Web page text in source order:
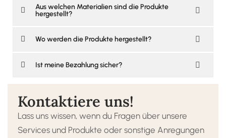
Aus welchen Materialien sind die Produkte
hergestellt?
Wo werden die Produkte hergestellt?
Ist meine Bezahlung sicher?
Kontaktiere uns!
Lass uns wissen, wenn du Fragen über unsere
Services und Produkte oder sonstige Anregungen